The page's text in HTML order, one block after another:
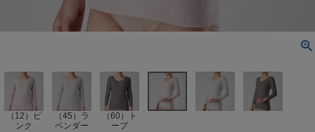
（12）ピ
ンク
（45）ラ
ベンダー
（60）ト
ープ